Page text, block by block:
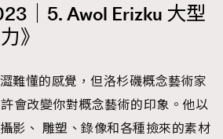
｜5. Awol Erizku 大型
》
難懂的感覺，但洛杉磯概念藝術家
會改變你對概念藝術的印象。他以
影、 雕塑、錄像和各種撿來的素材